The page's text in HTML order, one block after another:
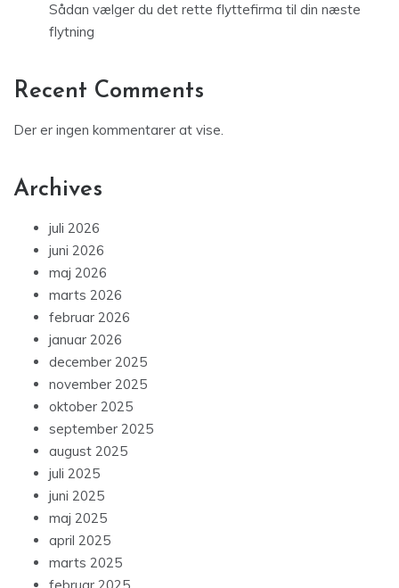
Sådan vælger du det rette flyttefirma til din næste
flytning
Recent Comments
Der er ingen kommentarer at vise.
Archives
juli 2026
juni 2026
maj 2026
marts 2026
februar 2026
januar 2026
december 2025
november 2025
oktober 2025
september 2025
august 2025
juli 2025
juni 2025
maj 2025
april 2025
marts 2025